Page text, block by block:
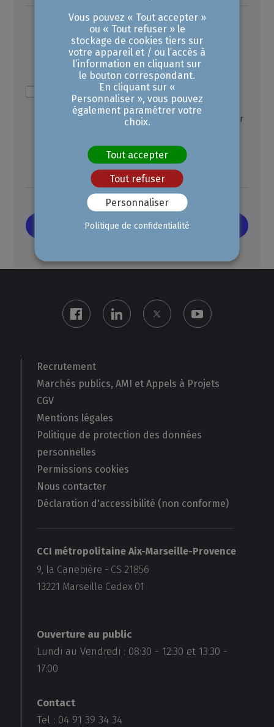
J'affirme avoir pris connaissance de la
politique de confidentialité de la CCIAMP
concernant mes données personnelles
recueillies, et je consens à l'utilisation de
celles-ci afin de que la CCIAMP puisse traiter
ma demande. Pour en savoir plus sur la
gestion de vos données personnelles et pour
politique de confidentialité.
CCI métropolitaine Aix-Marseille-Provence
9, la Canebière - CS 21856
13221 Marseille Cedex 01
Ouverture au public
Lundi au Vendredi : 08:30 - 12:30 et 13:30 -
17:00
Contact
Tel : 04 91 39 34 34
Recrutement
Marchés publics, AMI et Appels à Projets
CGV
Mentions légales
Politique de protection des données
personnelles
Permissions cookies
Nous contacter
Déclaration d'accessibilité (non conforme)
Vous pouvez « Tout accepter »
ou « Tout refuser » le
stockage de cookies tiers sur
votre appareil et / ou l’accès à
l’information en cliquant sur
le bouton correspondant.
En cliquant sur «
Personnaliser », vous pouvez
également paramétrer votre
choix.
Tout accepter
Tout refuser
Personnaliser
Politique de confidentialité